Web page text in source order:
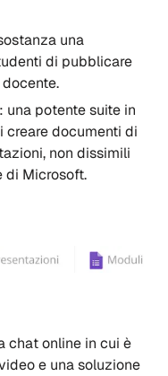
una
di pubblicare
una potente suite in
documenti di
non dissimili
di Microsoft.
chat online in cui è
e una soluzione